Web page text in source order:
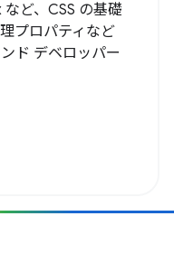
ど、CSS の基礎
プロパティなど
ド デベロッパー